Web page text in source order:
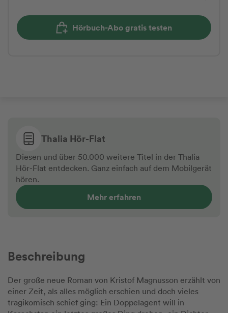
Hörbuch-Abo gratis testen
Thalia Hör-Flat
Diesen und über 50.000 weitere Titel in der Thalia
Hör-Flat entdecken. Ganz einfach auf dem Mobilgerät
hören.
Mehr erfahren
Beschreibung
Der große neue Roman von Kristof Magnusson erzählt von
einer Zeit, als alles möglich erschien und doch vieles
tragikomisch schief ging: Ein Doppelagent will in